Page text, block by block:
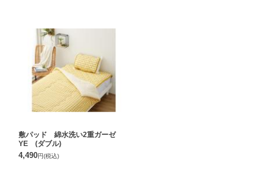
敷パッド 綿水洗い2重ガーゼ
YE (ダブル)
4,490円(税込)